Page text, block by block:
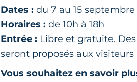
Dates : du 7 au 15 septembre
Horaires : de 10h à 18h
Entrée : Libre et gratuite.
seront proposés aux
Vous souhaitez en savoir